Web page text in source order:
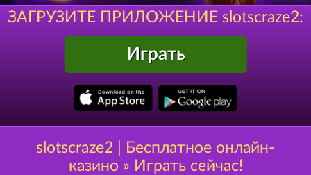
ЗАГРУЗИТЕ ПРИЛОЖЕНИЕ slotscraze2:
Играть
slotscraze2 | Бесплатное онлайн-
казино » Играть сейчас!